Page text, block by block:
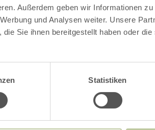
Außerdem geben wir Informationen
und Analysen weiter. Unsere
Sie ihnen bereitgestellt haben oder
Statistiken